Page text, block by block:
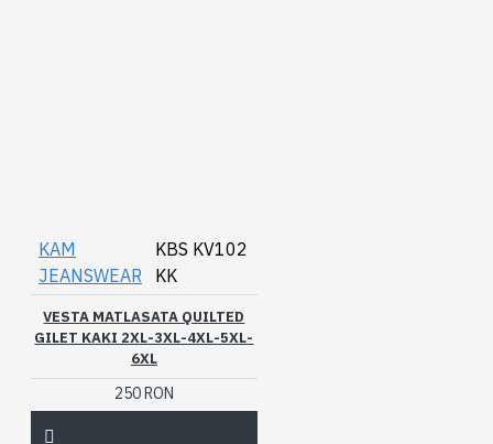
KAM
JEANSWEAR
KBS KV102
KK
VESTA MATLASATA QUILTED
GILET KAKI 2XL-3XL-4XL-5XL-
6XL
250 RON